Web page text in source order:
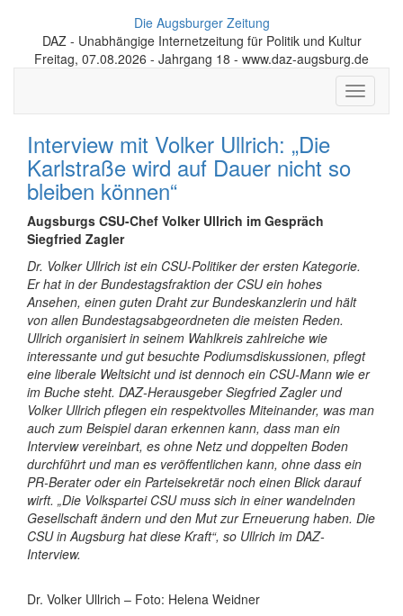
Die Augsburger Zeitung
DAZ - Unabhängige Internetzeitung für Politik und Kultur
Freitag, 07.08.2026 - Jahrgang 18 - www.daz-augsburg.de
Toggle
Interview mit Volker Ullrich: „Die
Karlstraße wird auf Dauer nicht so
bleiben können“
Augsburgs CSU-Chef Volker Ullrich im Gespräch
Siegfried Zagler
Dr. Volker Ullrich ist ein CSU-Politiker der ersten Kategorie.
Er hat in der Bundestagsfraktion der CSU ein hohes
Ansehen, einen guten Draht zur Bundeskanzlerin und hält
von allen Bundestagsabgeordneten die meisten Reden.
Ullrich organisiert in seinem Wahlkreis zahlreiche wie
interessante und gut besuchte Podiumsdiskussionen, pflegt
eine liberale Weltsicht und ist dennoch ein CSU-Mann wie er
im Buche steht. DAZ-Herausgeber Siegfried Zagler und
Volker Ullrich pflegen ein respektvolles Miteinander, was man
auch zum Beispiel daran erkennen kann, dass man ein
Interview vereinbart, es ohne Netz und doppelten Boden
durchführt und man es veröffentlichen kann, ohne dass ein
PR-Berater oder ein Parteisekretär noch einen Blick darauf
wirft. „Die Volkspartei CSU muss sich in einer wandelnden
Gesellschaft ändern und den Mut zur Erneuerung haben. Die
CSU in Augsburg hat diese Kraft“, so Ullrich im DAZ-
Interview.
Dr. Volker Ullrich – Foto: Helena Weidner